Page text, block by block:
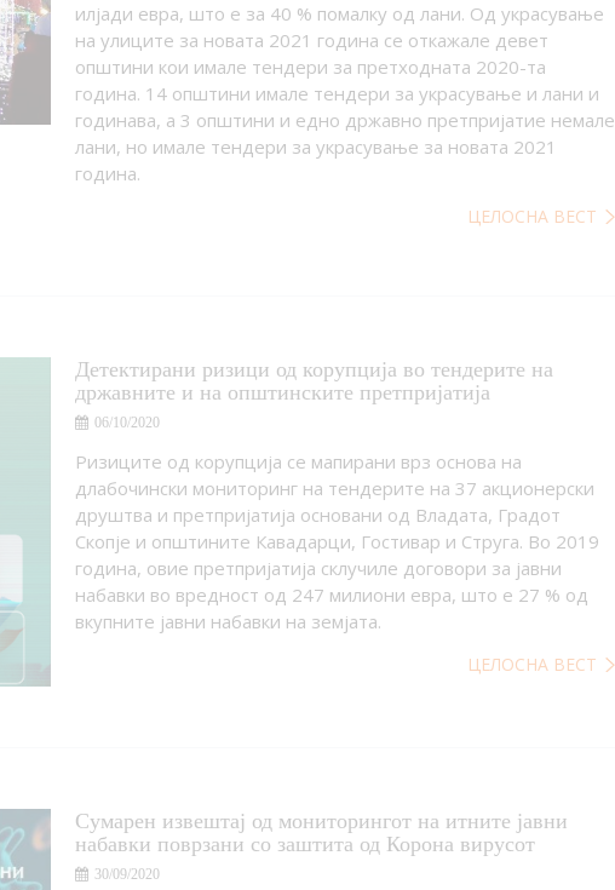
илјади евра, што е за 40 % помалку од лани. Од украсување
на улиците за новата 2021 година се откажале девет
општини кои имале тендери за претходната 2020-та
година. 14 општини имале тендери за украсување и лани и
годинава, а 3 општини и едно државно претпријатие немале
лани, но имале тендери за украсување за новата 2021
година.
ЦЕЛОСНА ВЕСТ
Детектирани ризици од корупција во тендерите на
државните и на општинските претпријатија
06/10/2020
Ризиците од корупција се мапирани врз основа на
длабочински мониторинг на тендерите на 37 акционерски
друштва и претпријатија основани од Владата, Градот
Скопје и општините Кавадарци, Гостивар и Струга. Во 2019
година, овие претпријатија склучиле договори за јавни
набавки во вредност од 247 милиони евра, што е 27 % од
вкупните јавни набавки на земјата.
ЦЕЛОСНА ВЕСТ
Сумарен извештај од мониторингот на итните јавни
набавки поврзани со заштита од Корона вирусот
30/09/2020